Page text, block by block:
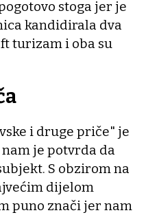
stoga jer je
kandidirala dva
turizam i oba su
i druge priče" je
je potvrda da
S obzirom na
dijelom
puno znači jer nam